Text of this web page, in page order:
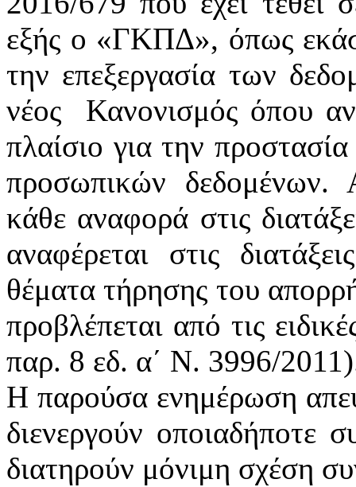
εξής ο «ΓΚΠΔ», όπως
την επεξεργασία των
νέος
Κανονισμός όπου
πλαίσιο για την
προσωπικών
κάθε αναφορά στις
αναφέρεται στις
θέματα τήρησης του
προβλέπεται από τις
παρ. 8 εδ. α΄ Ν. 3996/
Η παρούσα ενημέρωση
διενεργούν
διατηρούν μόνιμη σχέση